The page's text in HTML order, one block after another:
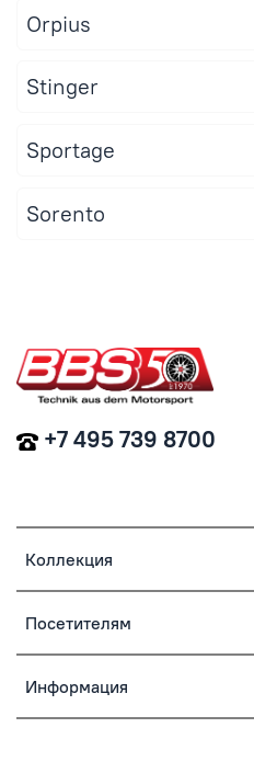
Orpius
Stinger
Sportage
Sorento
Коллекция
Посетителям
Информация
+7 495 739 8700